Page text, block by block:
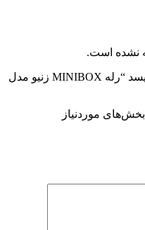
نشده است.
اولین کسی باشید که دیدگاهی می نویسد “رله MINIBOX زنیو مدل
بخش‌های موردنیاز